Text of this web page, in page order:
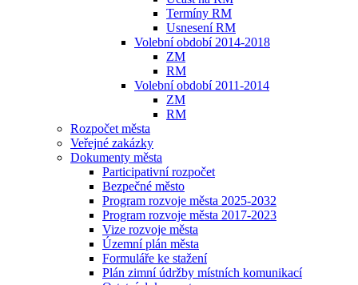
Termíny RM
Usnesení RM
Volební období 2014-2018
ZM
RM
Volební období 2011-2014
ZM
RM
Rozpočet města
Veřejné zakázky
Dokumenty města
Participativní rozpočet
Bezpečné město
Program rozvoje města 2025-2032
Program rozvoje města 2017-2023
Vize rozvoje města
Územní plán města
Formuláře ke stažení
Plán zimní údržby místních komunikací